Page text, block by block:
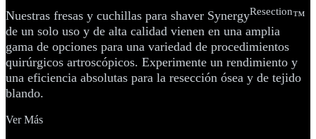
Nuestras fresas y cuchillas para shaver SynergyResection™
de un solo uso y de alta calidad vienen en una amplia
gama de opciones para una variedad de procedimientos
quirúrgicos artroscópicos. Experimente un rendimiento y
una eficiencia absolutas para la resección ósea y de tejido
blando.
Ver Más